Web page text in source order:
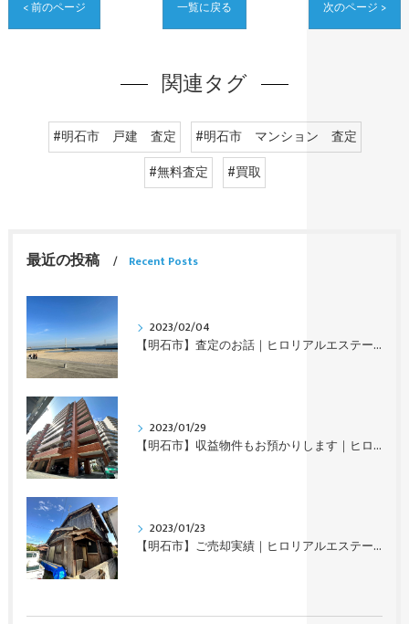
< 前のページ 一覧に戻る 次のページ >
関連タグ
#明石市 戸建 査定
#明石市 マンション 査定
#無料査定
#買取
最近の投稿 Recent Posts
2023/02/04
【明石市】査定のお話｜ヒロリアルエステート
2023/01/29
【明石市】収益物件もお預かりします｜ヒロリアルエステート
2023/01/23
【明石市】ご売却実績｜ヒロリアルエステート